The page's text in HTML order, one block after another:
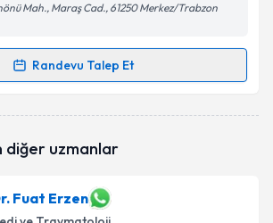
Mah., Maraş Cad., 61250 Merkez/Trabzon
Randevu Talep Et
Talebi
bu uzmandan randevu almanız için bir
diğer uzmanlar
Fuat Erzen